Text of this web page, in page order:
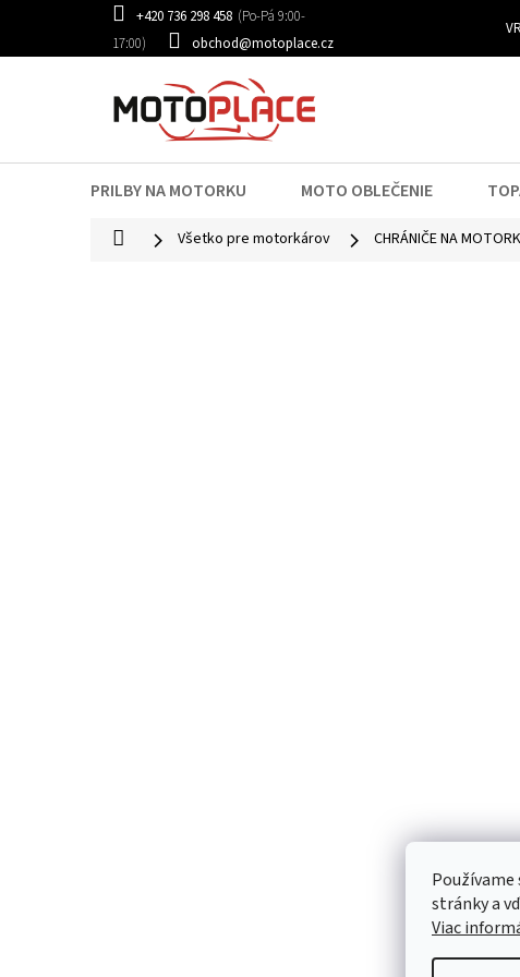
stránky a
Viac
+420 736 298 458
obchod@motoplace.cz
PRILBY NA MOTORKU MOTO OBLEČENIE
DomovVšetko pre motorkárov CHRÁNIČE NA